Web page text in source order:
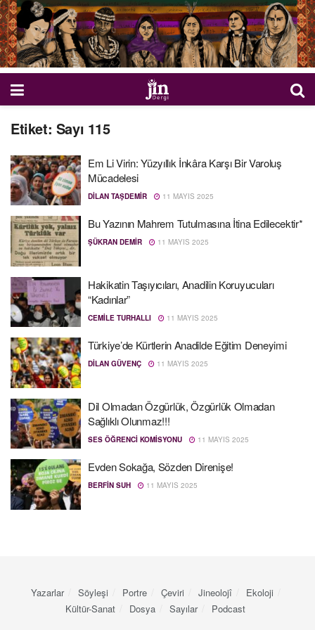
Etiket: Sayı 115
Em Li Virin: Yüzyıllık İnkâra Karşı Bir Varoluş
Mücadelesi
DILAN TAŞDEMIR 11 MAYIS 2025
Bu Yazının Mahrem Tutulmasına İtina Edilecektir*
ŞÜKRAN DEMIR 11 MAYIS 2025
Hakikatin Taşıyıcıları, Anadilin Koruyucuları
“Kadınlar”
CEMILE TURHALLI 11 MAYIS 2025
Türkiye’de Kürtlerin Anadilde Eğitim Deneyimi
DILAN GÜVENÇ 11 MAYIS 2025
Dil Olmadan Özgürlük, Özgürlük Olmadan
Sağlıklı Olunmaz!!!
SES ÖĞRENCI KOMISYONU 11 MAYIS 2025
Evden Sokağa, Sözden Direnişe!
BERFIN SUH 11 MAYIS 2025
Yazarlar Söyleşi Portre Çeviri Jineolojî
Ekoloji
Kültür-Sanat
Dosya Sayılar Podcast